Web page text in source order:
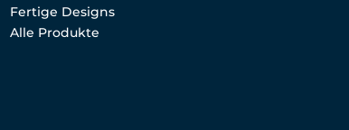
Fertige Designs
Alle Produkte